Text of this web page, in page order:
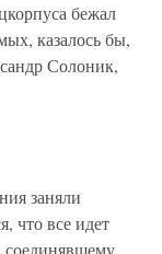
бежал
казалось бы,
Солоник,
заняли
что все идет